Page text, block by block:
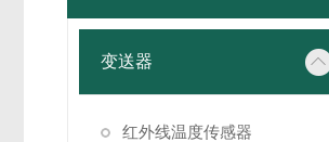
变送器
红外线温度传感器